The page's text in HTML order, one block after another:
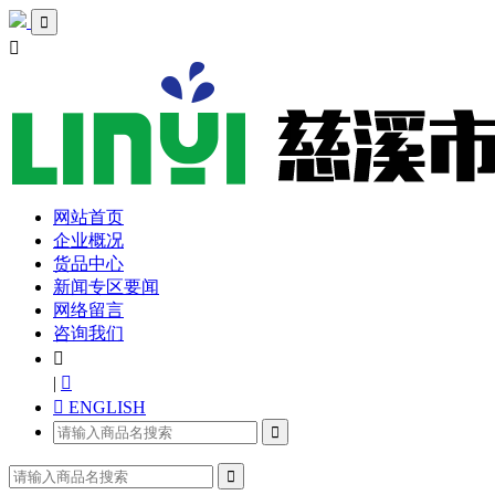


网站首页
企业概况
货品中心
新闻专区要闻
网络留言
咨询我们

| 
 ENGLISH

